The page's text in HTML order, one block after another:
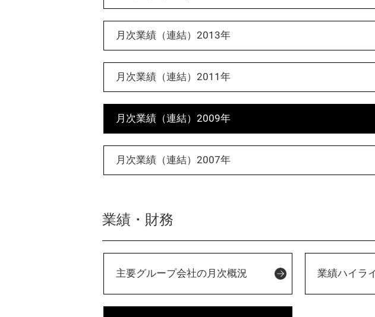
業績・財務
主要グループ会社の月次概況 業績ハイラ
月次業績（連結）2013年
月次業績（連結）2011年
月次業績（連結）2009年
月次業績（連結）2007年